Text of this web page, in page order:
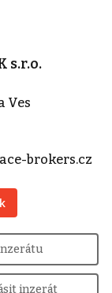
s.r.o.
Ves
brokers.cz
inzerát